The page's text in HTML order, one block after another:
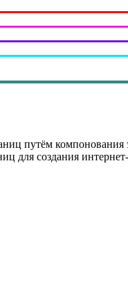
путём
для создания